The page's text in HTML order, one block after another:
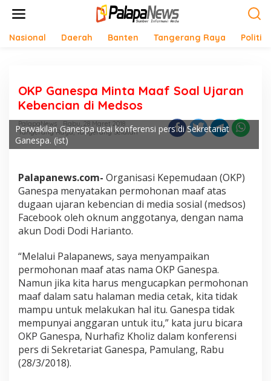
Nasional Daerah Banten Tangerang Raya Politik
OKP Ganespa Minta Maaf Soal Ujaran
Kebencian di Medsos
PalapaNews
Rabu, 28 Maret 2018
Tangerang Raya,Tangerang Selatan
Perwakilan Ganespa usai konferensi pers di Sekretariat
Ganespa. (ist)
Palapanews.com- Organisasi Kepemudaan (OKP)
Ganespa menyatakan permohonan maaf atas
dugaan ujaran kebencian di media sosial (medsos)
Facebook oleh oknum anggotanya, dengan nama
akun Dodi Dodi Harianto.
“Melalui Palapanews, saya menyampaikan
permohonan maaf atas nama OKP Ganespa.
Namun jika kita harus mengucapkan permohonan
maaf dalam satu halaman media cetak, kita tidak
mampu untuk melakukan hal itu. Ganespa tidak
mempunyai anggaran untuk itu,” kata juru bicara
OKP Ganespa, Nurhafiz Kholiz dalam konferensi
pers di Sekretariat Ganespa, Pamulang, Rabu
(28/3/2018).